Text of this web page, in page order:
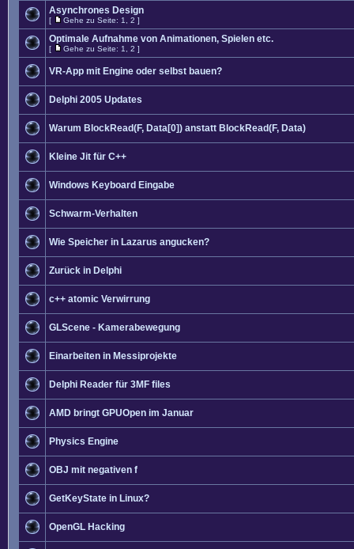
Asynchrones Design
[ Gehe zu Seite: 1 2 ]
Optimale Aufnahme von Animationen, Spielen etc.
[ Gehe zu Seite: 1 2 ]
VR-App mit Engine oder selbst bauen?
Delphi 2005 Updates
Warum BlockRead(F, Data[0]) anstatt BlockRead(F, Data)
Kleine Jit für C++
Windows Keyboard Eingabe
Schwarm-Verhalten
Wie Speicher in Lazarus angucken?
Zurück in Delphi
c++ atomic Verwirrung
GLScene - Kamerabewegung
Einarbeiten in Messiprojekte
Delphi Reader für 3MF files
AMD bringt GPUOpen im Januar
Physics Engine
OBJ mit negativen f
GetKeyState in Linux?
OpenGL Hacking